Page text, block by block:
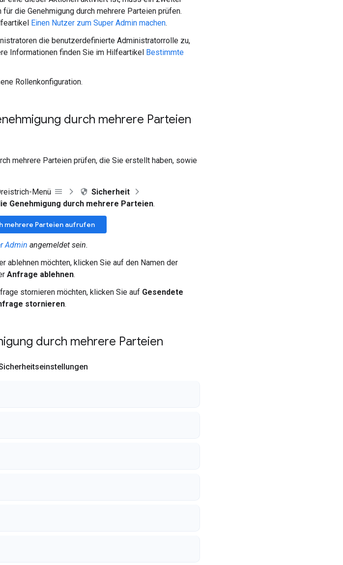
die Genehmigung durch mehrere Parteien prüfen.
Einen Nutzer zum Super Admin machen.
die benutzerdefinierte Administratorrolle zu,
Informationen finden Sie im Hilfeartikel Bestimmte
Rollenkonfiguration.
durch mehrere Parteien
mehrere Parteien prüfen, die Sie erstellt haben, sowie
Menü
Sicherheit
Genehmigung durch mehrere Parteien.
mehrere Parteien aufrufen
Admin angemeldet sein.
ablehnen möchten, klicken Sie auf den Namen der
Anfrage ablehnen.
stornieren möchten, klicken Sie auf Gesendete
stornieren.
durch mehrere Parteien